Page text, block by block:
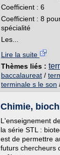
Coefficient : 6
Coefficient : 8
spécialité
Les...
Lire la suite
Thèmes liés :
baccalaureat /
terminale s le son
Chimie,
L'enseignement
la série STL :
est de permettre
futurs chercheurs